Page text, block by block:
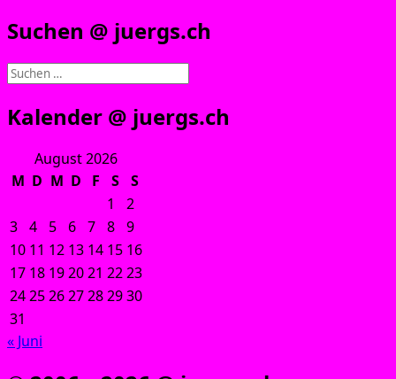
Suchen @ juergs.ch
Suchen
Kalender @ juergs.ch
August 2026
M D M D F S
S
1
2
3 4 5 6 7 8 9
10 11 12 13 14 15 16
17 18 192021 2223
24252627282930
31
« Juni